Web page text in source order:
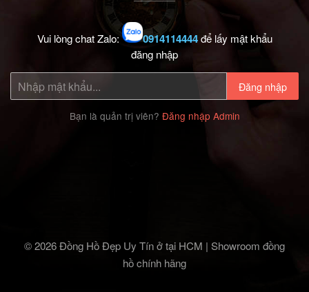
Vui lòng chat Zalo: 0914114444để lấy mật khẩu
đăng nhập
Đăng nhập
Bạn là quản trị viên? Đăng nhập Admin
© 2026 Đồng Hồ Đẹp Uy Tín ở tại HCM | Showroom đồng
hồ chính hãng‎